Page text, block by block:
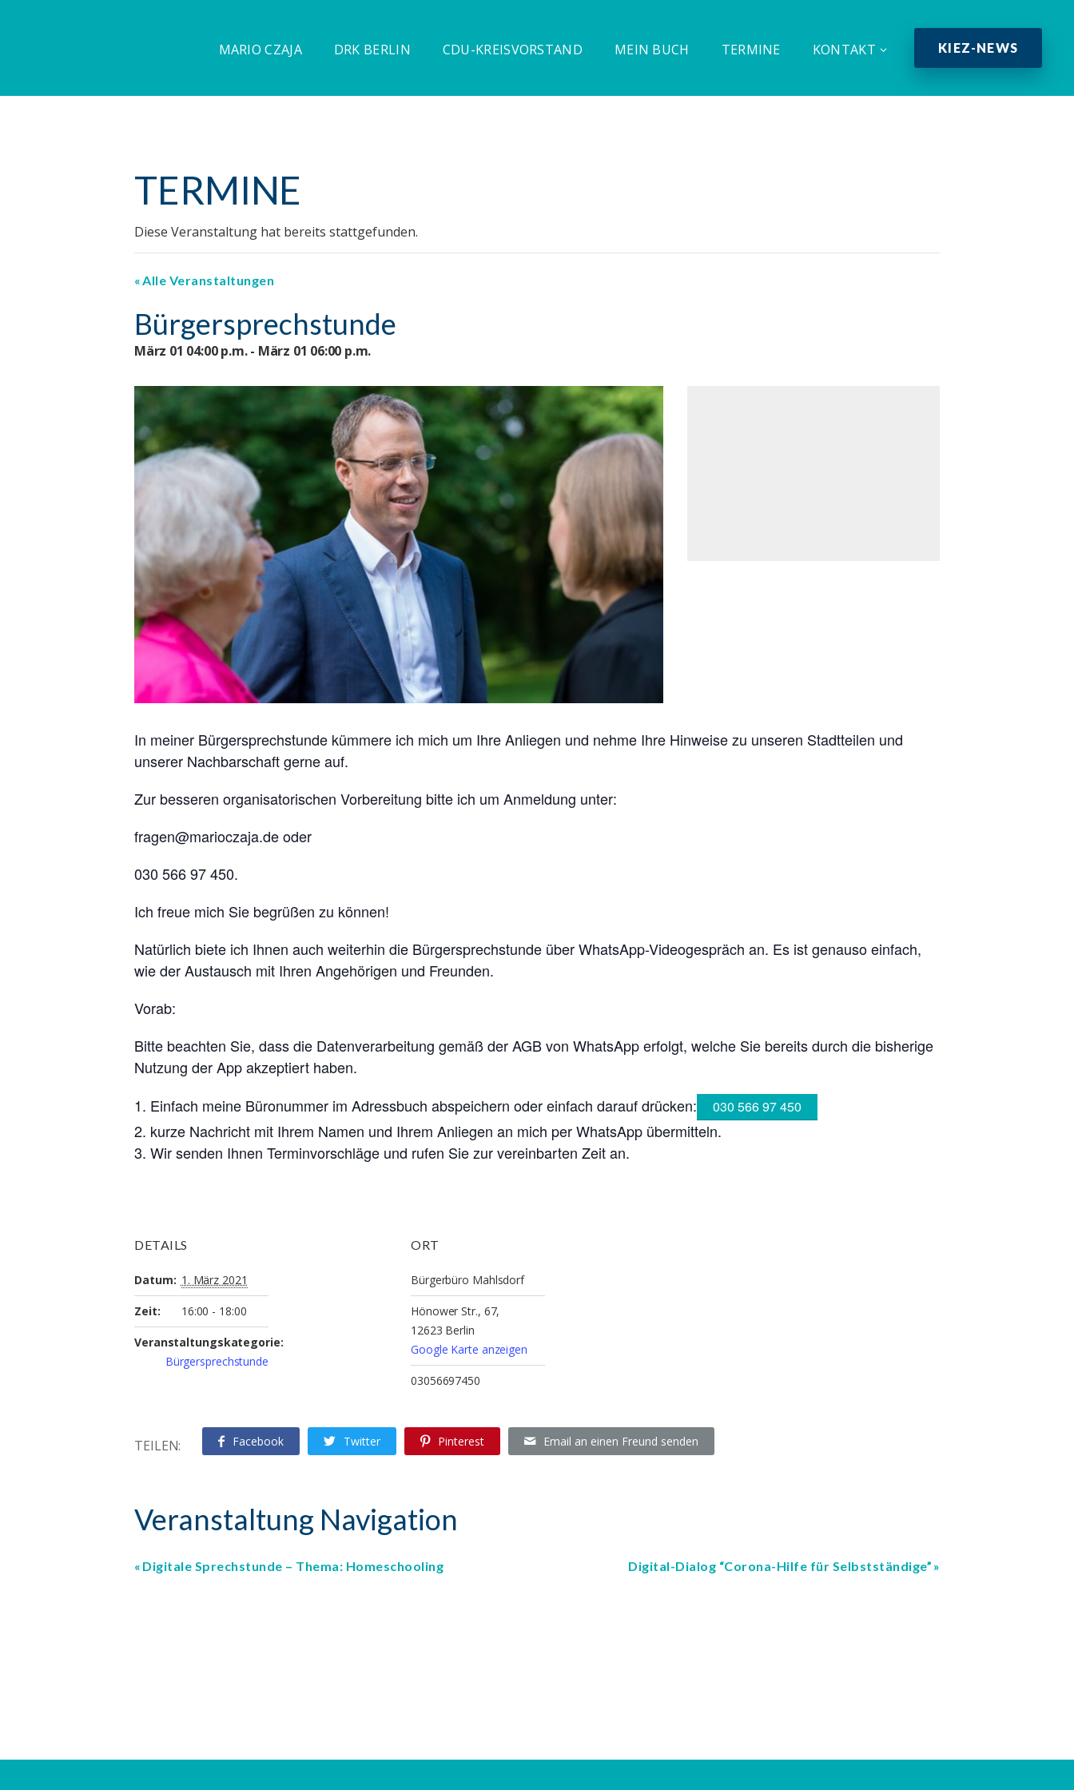
MARIO CZAJA DRK BERLIN CDU-KREISVORSTAND MEIN BUCH TERMINE KONTAKT KIEZ-NEWS
TERMINE
Diese Veranstaltung hat bereits stattgefunden.
Alle Veranstaltungen
Bürgersprechstunde
März 01 04:00 p.m. - März 01 06:00 p.m.
In meiner Bürgersprechstunde kümmere ich mich um Ihre Anliegen und nehme Ihre Hinweise zu unseren Stadtteilen und
unserer Nachbarschaft gerne auf.
Zur besseren organisatorischen Vorbereitung bitte ich um Anmeldung unter:
fragen@marioczaja.de oder
030 566 97 450.
Ich freue mich Sie begrüßen zu können!
Natürlich biete ich Ihnen auch weiterhin die Bürgersprechstunde über WhatsApp-Videogespräch an. Es ist genauso einfach,
wie der Austausch mit Ihren Angehörigen und Freunden.
Vorab:
Bitte beachten Sie, dass die Datenverarbeitung gemäß der AGB von WhatsApp erfolgt, welche Sie bereits durch die bisherige
Nutzung der App akzeptiert haben.
Einfach meine Büronummer im Adressbuch abspeichern oder einfach darauf drücken:
030 566 97 450
kurze Nachricht mit Ihrem Namen und Ihrem Anliegen an mich per WhatsApp übermitteln.
Wir senden Ihnen Terminvorschläge und rufen Sie zur vereinbarten Zeit an.
DETAILS
Datum: 1. März 2021
Zeit: 16:00 - 18:00
Veranstaltungskategorie:
Bürgersprechstunde
ORT
Bürgerbüro Mahlsdorf
Hönower Str., 67,
12623 Berlin
Google Karte anzeigen
03056697450
TEILEN: Facebook Twitter Pinterest Email an einen Freund senden
Veranstaltung Navigation
Digitale Sprechstunde – Thema: Homeschooling Digital-Dialog “Corona-Hilfe für Selbstständige”